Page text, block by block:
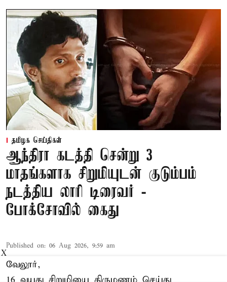
தமிழக செய்திகள்
ஆந்திரா கடத்தி சென்று 3
மாதங்களாக சிறுமியுடன் குடும்பம்
நடத்திய லாரி டிரைவர் -
போக்சோவில் கைது
Published on: 06 Aug 2026, 9:59 am
வேலூர்,
16 வயது சிறுமியை திருமணம் செய்து
X